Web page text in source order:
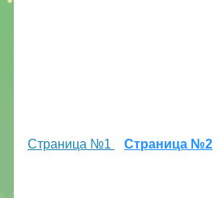
Страница №1 Страница №2